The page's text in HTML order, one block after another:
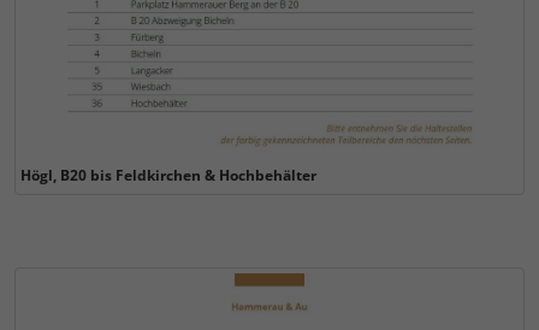
Högl, B20 bis Feldkirchen & Hochbehälter